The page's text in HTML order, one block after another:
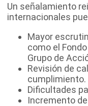
Un señalamiento
internacionales
Mayor
como el
Grupo de
Revisión de
cumplimiento.
Dificultades
Incremento